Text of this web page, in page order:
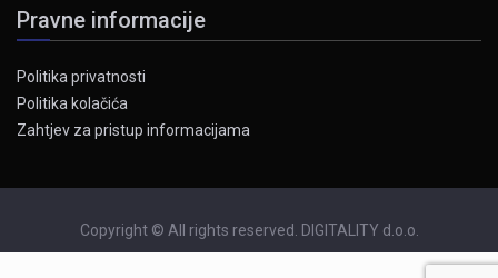
Pravne informacije
Politika privatnosti
Politika kolačića
Zahtjev za pristup informacijama
Copyright © All rights reserved. DIGITALITY d.o.o.